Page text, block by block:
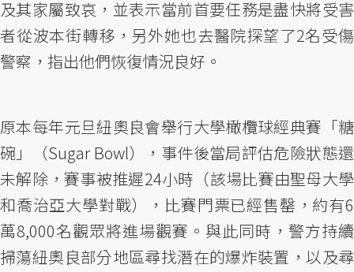
及其家屬致哀，並表示當前首要任務是盡快將受害
者從波本街轉移，另外她也去醫院探望了2名受傷
警察，指出他們恢復情況良好。
原本每年元旦紐奧良會舉行大學橄欖球經典賽「糖
碗」（Sugar Bowl），事件後當局評估危險狀態還
未解除，賽事被推遲24小時（該場比賽由聖母大學
和喬治亞大學對戰），比賽門票已經售罄，約有6
萬8,000名觀眾將進場觀賽。與此同時，警方持續
掃蕩紐奧良部分地區尋找潛在的爆炸裝置，以及尋